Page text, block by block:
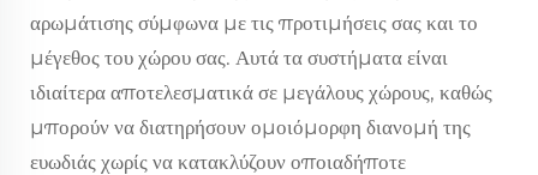
αρωμάτισης σύμφωνα με τις προτιμήσεις σας και το
μέγεθος του χώρου σας. Αυτά τα συστήματα είναι
ιδιαίτερα αποτελεσματικά σε μεγάλους χώρους, καθώς
μπορούν να διατηρήσουν ομοιόμορφη διανομή της
ευωδιάς χωρίς να κατακλύζουν οποιαδήποτε